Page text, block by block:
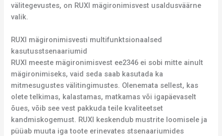
välitegevustes, on RUXI mägironimisvest usaldusväärne
valik.
RUXI mägironimisvesti multifunktsionaalsed
kasutusstsenaariumid
RUXI meeste mägironimisvest ee2346 ei sobi mitte ainult
mägironimiseks, vaid seda saab kasutada ka
mitmesugustes välitingimustes. Olenemata sellest, kas
olete telkimas, kalastamas, matkamas või igapäevaselt
õues, võib see vest pakkuda teile kvaliteetset
kandmiskogemust. RUXI keskendub mustrite loomisele ja
püüab muuta iga toote erinevates stsenaariumides